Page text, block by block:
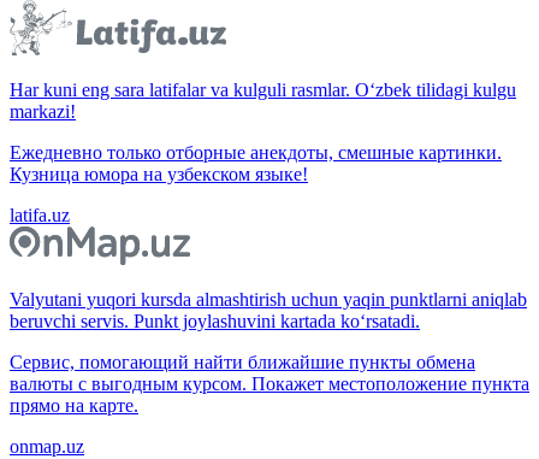
Har kuni eng sara latifalar va kulguli rasmlar. O‘zbek tilidagi kulgu
markazi!
Ежедневно только отборные анекдоты, смешные картинки.
Кузница юмора на узбекском языке!
latifa.uz
Valyutani yuqori kursda almashtirish uchun yaqin punktlarni aniqlab
beruvchi servis. Punkt joylashuvini kartada ko‘rsatadi.
Сервис, помогающий найти ближайшие пункты обмена
валюты с выгодным курсом. Покажет местоположение пункта
прямо на карте.
onmap.uz